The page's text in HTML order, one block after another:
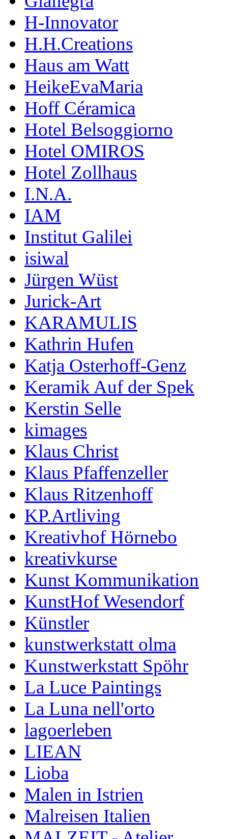
H-Innovator
H.H.Creations
Haus am Watt
HeikeEvaMaria
Hoff Céramica
Hotel Belsoggiorno
Hotel OMIROS
Hotel Zollhaus
I.N.A.
IAM
Institut Galilei
isiwal
Jürgen Wüst
Jurick-Art
KARAMULIS
Kathrin Hufen
Katja Osterhoff-Genz
Keramik Auf der Spek
Kerstin Selle
kimages
Klaus Christ
Klaus Pfaffenzeller
Klaus Ritzenhoff
KP.Artliving
Kreativhof Hörnebo
kreativkurse
Kunst Kommunikation
KunstHof Wesendorf
Künstler
kunstwerkstatt olma
Kunstwerkstatt Spöhr
La Luce Paintings
La Luna nell'orto
lagoerleben
LIEAN
Lioba
Malen in Istrien
Malreisen Italien